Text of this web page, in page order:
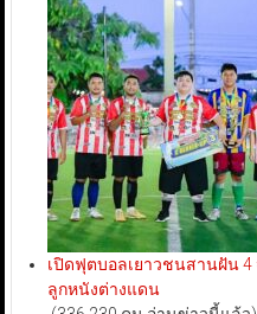
เปิดฟุตบอลเยาวชนสานฝัน 4
ลูกหนังต่างแดน